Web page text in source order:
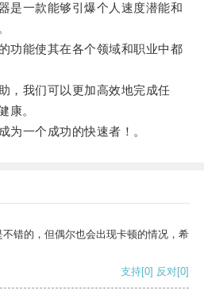
一款能够引爆个人速度潜能和
能使其在各个领域和职业中都
我们可以更加高效地完成任
康。
一个成功的快速者！。
错的，但偶尔也会出现卡顿的情况，希
支持[0] 反对[0]